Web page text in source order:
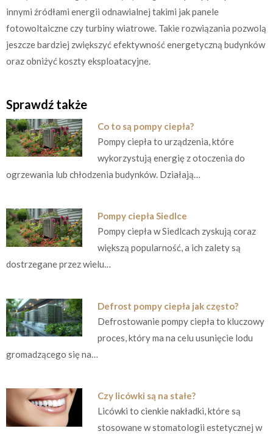
innymi źródłami energii odnawialnej takimi jak panele
fotowoltaiczne czy turbiny wiatrowe. Takie rozwiązania pozwolą
jeszcze bardziej zwiększyć efektywność energetyczną budynków
oraz obniżyć koszty eksploatacyjne.
Sprawdź także
Co to są pompy ciepła?
Pompy ciepła to urządzenia, które
wykorzystują energię z otoczenia do
ogrzewania lub chłodzenia budynków. Działają…
Pompy ciepła Siedlce
Pompy ciepła w Siedlcach zyskują coraz
większą popularność, a ich zalety są
dostrzegane przez wielu…
Defrost pompy ciepła jak często?
Defrostowanie pompy ciepła to kluczowy
proces, który ma na celu usunięcie lodu
gromadzącego się na…
Czy licówki są na stałe?
Licówki to cienkie nakładki, które są
stosowane w stomatologii estetycznej w